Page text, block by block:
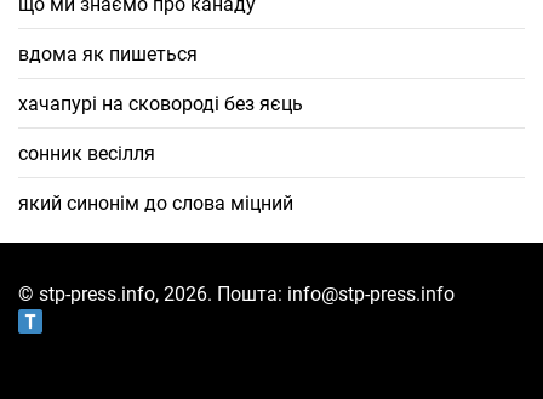
вдома як пишеться
хачапурі на сковороді без яєць
сонник весілля
який синонім до слова міцний
© stp-press.info, 2026. Пошта: info@stp-press.info